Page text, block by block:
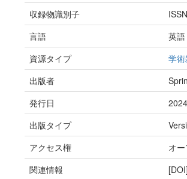
収録物識別子
言語
英語
資源タイプ
学
出版者
発行日
出版タイプ
アクセス権
オ
関連情報
[DOI]